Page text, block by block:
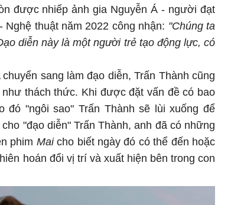
được nhiếp ảnh gia Nguyễn Á - người đạt
thuật năm 2022 công nhận: "Chúng ta
diễn này là một người trẻ tạo động lực, có
sang làm đạo diễn, Trấn Thành cũng
thách thức. Khi được đặt vấn đề có bao
đó "ngôi sao" Trấn Thành sẽ lùi xuống để
"đạo diễn" Trấn Thành, anh đã có những
phim Maicho biết ngày đó có thể đến hoặc
hoán đổi vị trí và xuất hiện bên trong con